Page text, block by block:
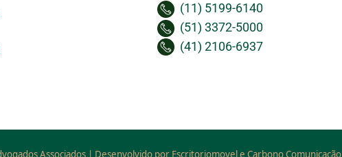
(11) 5199-6140
(51) 3372-5000
(41) 2106-6937
Associados | Desenvolvido por Escritoriomovel e Carbono Comunicação